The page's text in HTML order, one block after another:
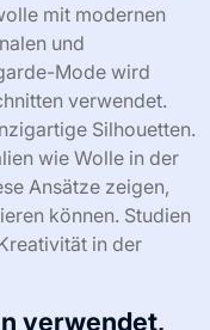
mit modernen
und
Mode wird
verwendet.
Silhouetten.
wie Wolle in der
Ansätze zeigen,
können. Studien
in der
verwendet,